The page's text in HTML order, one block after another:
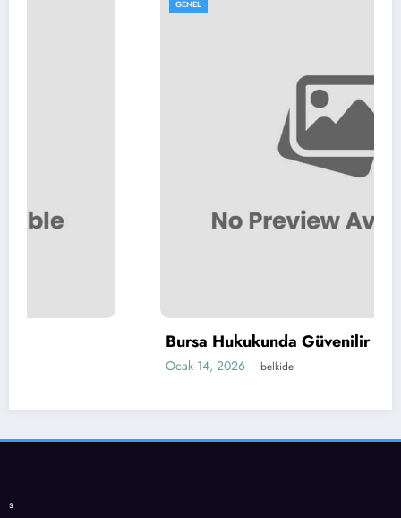
Bursa Hukukunda Güvenilir Çözümler
belkide
s